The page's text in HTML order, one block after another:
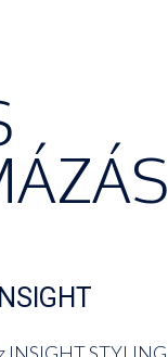
INSIGHT